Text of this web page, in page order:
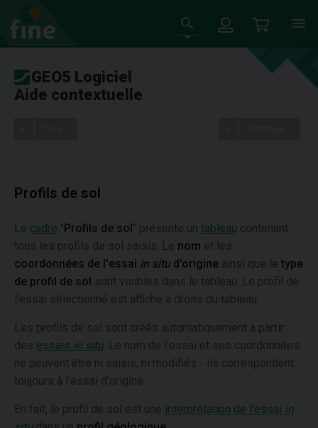
GEO5 Logiciel
Aide contextuelle
Profils de sol
Le cadre "Profils de sol" présente un tableau contenant
tous les profils de sol saisis. Le nom et les
coordonnées de l'essai in situd'origine ainsi que le type
de profil de sol sont visibles dans le tableau. Le profil de
l'essai sélectionné est affiché à droite du tableau.
Les profils de sol sont créés automatiquement à partir
des essais in situ . Le nom de l'essai et ses coordonnées
ne peuvent être ni saisis, ni modifiés - ils correspondent
toujours à l'essai d'origine.
En fait, le profil de sol est une interprétation de l'essai in